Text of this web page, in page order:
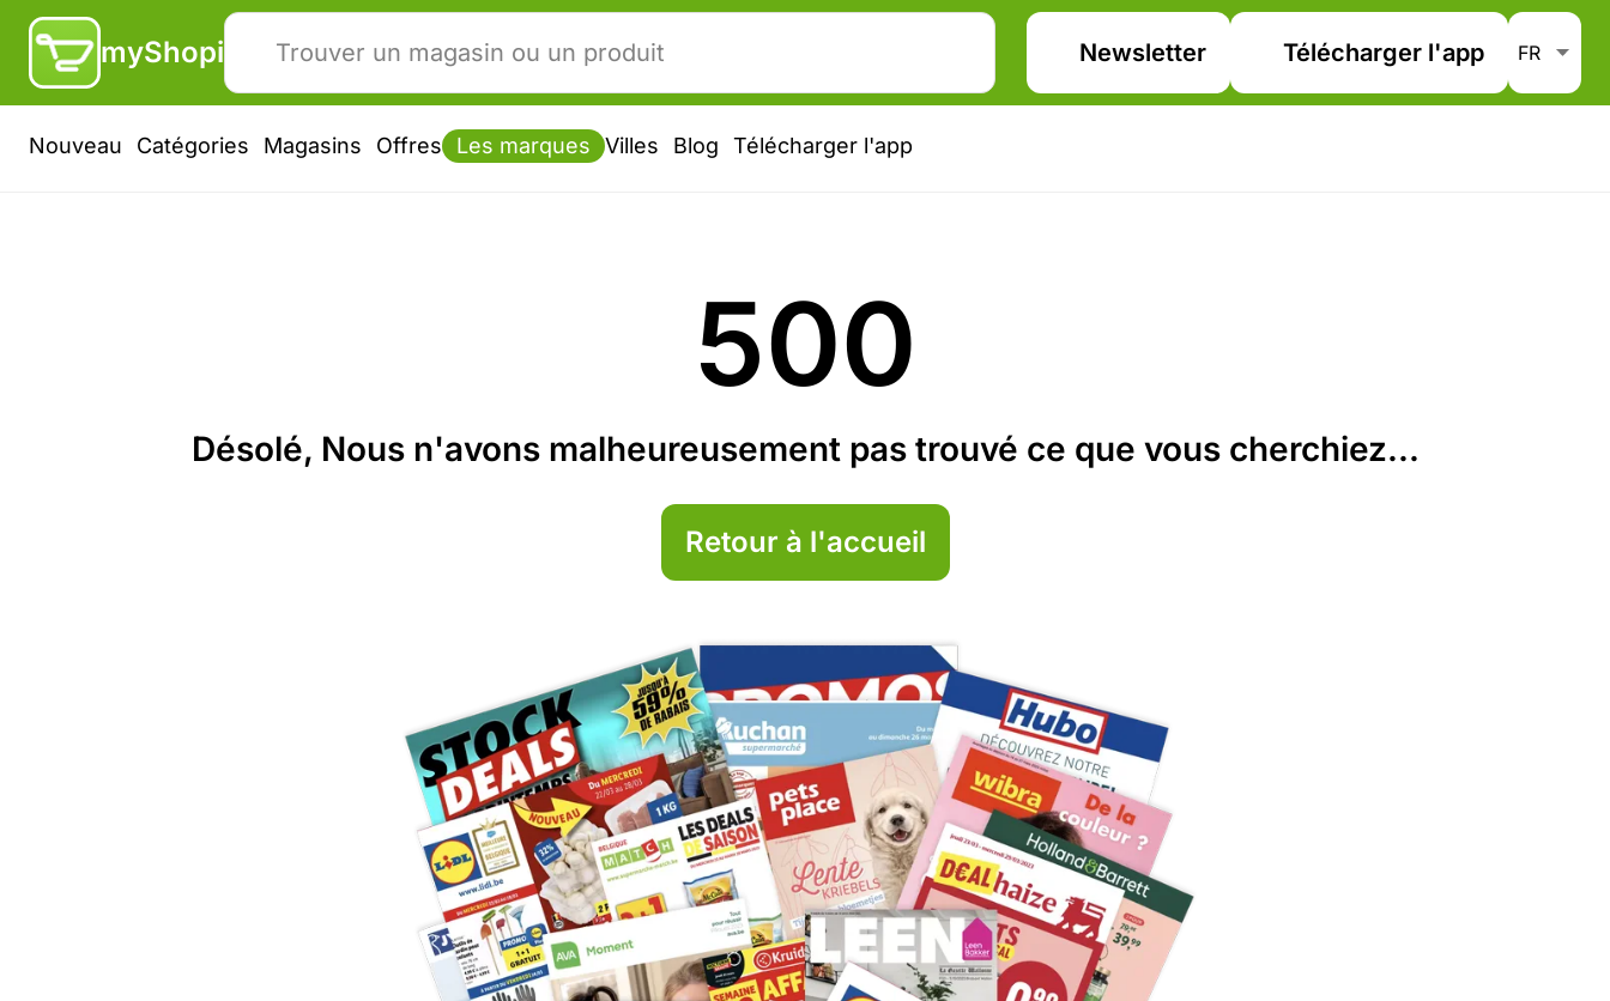
myShopi Newsletter Télécharger l'app
Nouveau Catégories Magasins Offres Les marques Villes Blog Télécharger l'app
500
Désolé, Nous n'avons malheureusement pas trouvé ce que vous cherchiez...
Retour à l'accueil